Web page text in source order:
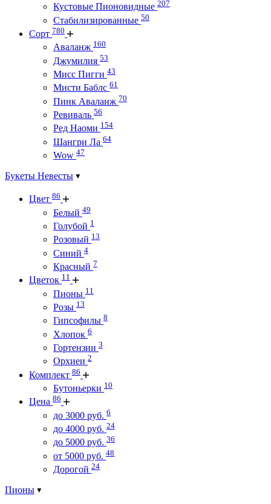
Кустовые Пионовидные 207
Стабилизированные 50
Сорт 780
Аваланж 160
Джумилия 53
Мисс Пигги 43
Мисти Баблс 61
Пинк Аваланж 70
Ревиваль 56
Ред Наоми 154
Шангри Ла 64
Wow 47
Букеты Невесты
Цвет 86
Белый 49
Голубой 1
Розовый 13
Синий 4
Красный 7
Цветок 11
Пионы 11
Розы 13
Гипсофилы 8
Хлопок 6
Гортензии 3
Орхиеи 2
Комплект 86
Бутоньерки 10
Цена 86
до 3000 руб. 6
до 4000 руб. 24
до 5000 руб. 36
от 5000 руб. 48
Дорогой 24
Пионы